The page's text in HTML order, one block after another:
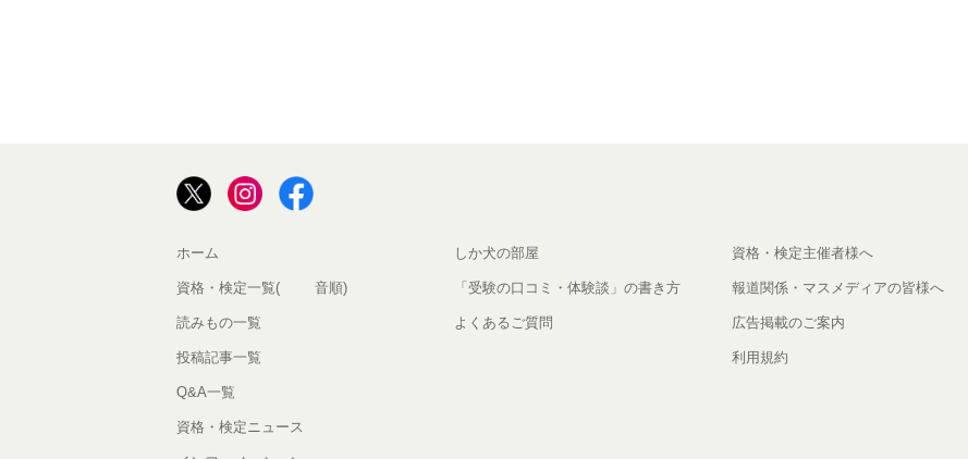
ホーム
資格・検定一覧(50音順)
読みもの一覧
投稿記事一覧
Q&A一覧
資格・検定ニュース
しか犬の部屋
「受験の口コミ・体験談」の書き方
よくあるご質問
資格・検定主催者様へ
報道関係・マスメディアの皆様へ
広告掲載のご案内
利用規約